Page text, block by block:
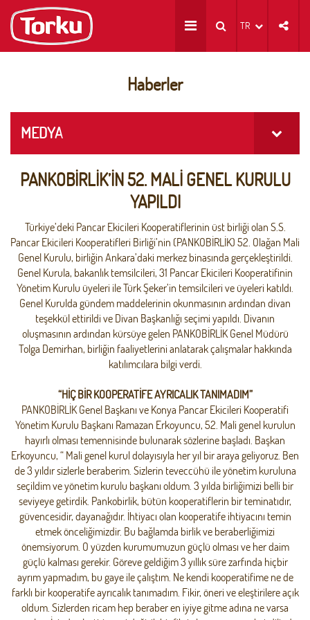
TR
Haberler
MEDYA
PANKOBİRLİK’İN 52. MALİ GENEL KURULU
YAPILDI
Türkiye’deki Pancar Ekicileri Kooperatiflerinin üst birliği olan S.S.
Pancar Ekicileri Kooperatifleri Birliği’nin (PANKOBİRLİK) 52. Olağan Mali
Genel Kurulu, birliğin Ankara’daki merkez binasında gerçekleştirildi.
Genel Kurula, bakanlık temsilcileri, 31 Pancar Ekicileri Kooperatifinin
Yönetim Kurulu üyeleri ile Türk Şeker’in temsilcileri ve üyeleri katıldı.
Genel Kurulda gündem maddelerinin okunmasının ardından divan
teşekkül ettirildi ve Divan Başkanlığı seçimi yapıldı. Divanın
oluşmasının ardından kürsüye gelen PANKOBİRLİK Genel Müdürü
Tolga Demirhan, birliğin faaliyetlerini anlatarak çalışmalar hakkında
katılımcılara bilgi verdi.
“HİÇ BİR KOOPERATİFE AYRICALIK TANIMADIM”
PANKOBİRLİK Genel Başkanı ve Konya Pancar Ekicileri Kooperatifi
Yönetim Kurulu Başkanı Ramazan Erkoyuncu, 52. Mali genel kurulun
hayırlı olması temennisinde bulunarak sözlerine başladı. Başkan
Erkoyuncu, “ Mali genel kurul dolayısıyla her yıl bir araya geliyoruz. Ben
de 3 yıldır sizlerle beraberim. Sizlerin teveccühü ile yönetim kuruluna
seçildim ve yönetim kurulu başkanı oldum. 3 yılda birliğimizi belli bir
seviyeye getirdik. Pankobirlik, bütün kooperatiflerin bir teminatıdır,
güvencesidir, dayanağıdır. İhtiyacı olan kooperatife ihtiyacını temin
etmek önceliğimizdir. Bu bağlamda birlik ve beraberliğimizi
önemsiyorum. O yüzden kurumumuzun güçlü olması ve her daim
güçlü kalması gerekir. Göreve geldiğim 3 yıllık süre zarfında hiçbir
ayrım yapmadım, bu gaye ile çalıştım. Ne kendi kooperatifime ne de
farklı bir kooperatife ayrıcalık tanımadım. Fikir, öneri ve eleştirilere açık
oldum. Sizlerden ricam hep beraber en iyiye gitme adına ne varsa